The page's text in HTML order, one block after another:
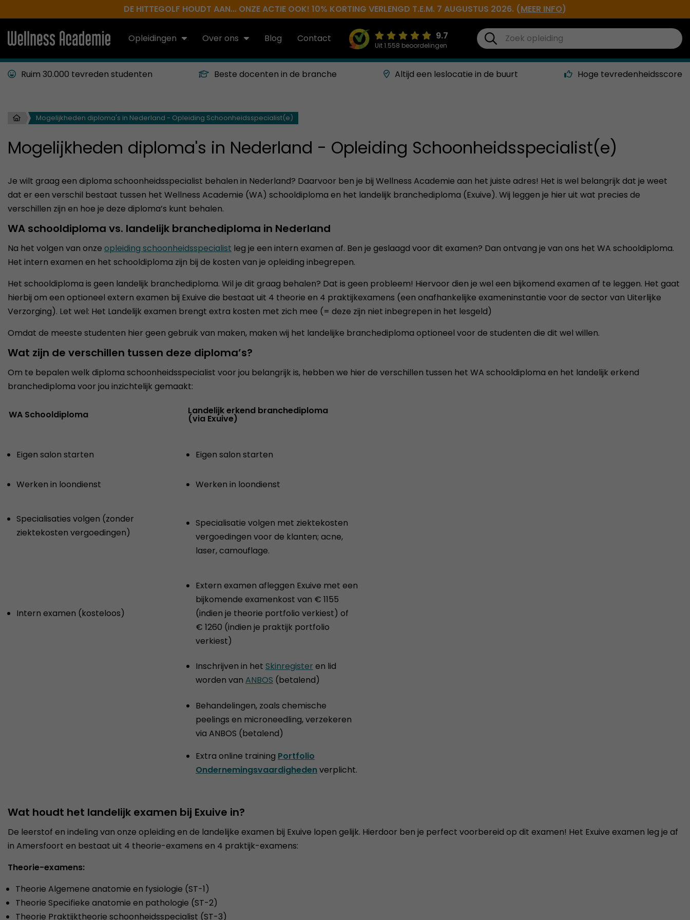
DE HITTEGOLF HOUDT AAN... ONZE ACTIE OOK! 10% KORTING VERLENGD T.E.M. 7 AUGUSTUS 2026. (MEER INFO)
Opleidingen Over ons Blog Contact 9.7
Uit 1.558 beoordelingen
Ruim 30.000 tevreden studenten Beste docenten in de branche Altijd een leslocatie in de buurt Hoge tevredenheidsscore
Mogelijkheden diploma's in Nederland - Opleiding Schoonheidsspecialist(e)
Mogelijkheden diploma's in Nederland - Opleiding Schoonheidsspecialist(e)
Je wilt graag een diploma schoonheidsspecialist behalen in Nederland? Daarvoor ben je bij Wellness Academie aan het juiste adres! Het is wel belangrijk dat je weet
dat er een verschil bestaat tussen het Wellness Academie (WA) schooldiploma en het landelijk branchediploma (Exuive). Wij leggen je hier uit wat precies de
verschillen zijn en hoe je deze diploma’s kunt behalen.
WA schooldiploma vs. landelijk branchediploma in Nederland
Na het volgen van onze opleiding schoonheidsspecialist leg je een intern examen af. Ben je geslaagd voor dit examen? Dan ontvang je van ons het WA schooldiploma.
Het intern examen en het schooldiploma zijn bij de kosten van je opleiding inbegrepen.
Het schooldiploma is geen landelijk branchediploma. Wil je dit graag behalen? Dat is geen probleem! Hiervoor dien je wel een bijkomend examen af te leggen. Het gaat
hierbij om een optioneel extern examen bij Exuive die bestaat uit 4 theorie en 4 praktijkexamens (een onafhankelijke exameninstantie voor de sector van Uiterlijke
Verzorging). Let wel: Het Landelijk examen brengt extra kosten met zich mee (= deze zijn niet inbegrepen in het lesgeld)
Omdat de meeste studenten hier geen gebruik van maken, maken wij het landelijke branchediploma optioneel voor de studenten die dit wel willen.
Wat zijn de verschillen tussen deze diploma’s?
Om te bepalen welk diploma schoonheidsspecialist voor jou belangrijk is, hebben we hier de verschillen tussen het WA schooldiploma en het landelijk erkend
branchediploma voor jou inzichtelijk gemaakt:
WA Schooldiploma Landelijk erkend branchediploma
(via Exuive)
Eigen salon starten Eigen salon starten
Werken in loondienst Werken in loondienst
Specialisaties volgen (zonder
ziektekosten vergoedingen)
Specialisatie volgen met ziektekosten
vergoedingen voor de klanten; acne,
laser, camouflage.
Intern examen (kosteloos)
Extern examen afleggen Exuive met een
bijkomende examenkost van € 1155
(indien je theorie portfolio verkiest) of
€ 1260 (indien je praktijk portfolio
verkiest)
Inschrijven in het Skinregister en lid
worden van ANBOS (betalend)
Behandelingen, zoals chemische
peelings en microneedling, verzekeren
via ANBOS (betalend)
Extra online training Portfolio
Ondernemingsvaardighedenverplicht.
Wat houdt het landelijk examen bij Exuive in?
De leerstof en indeling van onze opleiding en de landelijke examen bij Exuive lopen gelijk. Hierdoor ben je perfect voorbereid op dit examen! Het Exuive examen leg je af
in Amersfoort en bestaat uit 4 theorie-examens en 4 praktijk-examens:
Theorie-examens:
Theorie Algemene anatomie en fysiologie (ST-1)
Theorie Specifieke anatomie en pathologie (ST-2)
Theorie Praktijktheorie schoonheidsspecialist (ST-3)